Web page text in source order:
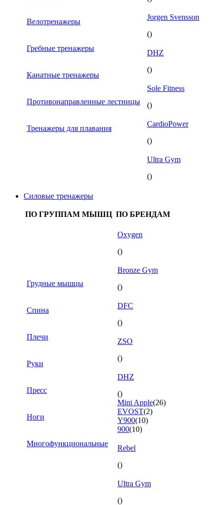
Велотренажеры
Гребные тренажеры
Канатные тренажеры
Противонаправленные лестницы
Тренажеры для плавания
Jorgen Svensson
()
DHZ
()
Sole Fitness
()
CardioPower
()
Ultra Gym
()
Силовые тренажеры
ПО ГРУППАМ МЫШЦ ПО БРЕНДАМ
Грудные мышцы
Спина
Плечи
Руки
Пресс
Ноги
Многофункциональные
Oxygen
()
Bronze Gym
()
DFC
()
ZSO
()
DHZ
()
Mini Apple(26)
EVOST(2)
Y900(10)
900(10)
Rebel
()
Ultra Gym
()